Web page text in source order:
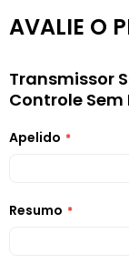
AVALIE O
Transmissor
Controle Sem
Apelido
Resumo